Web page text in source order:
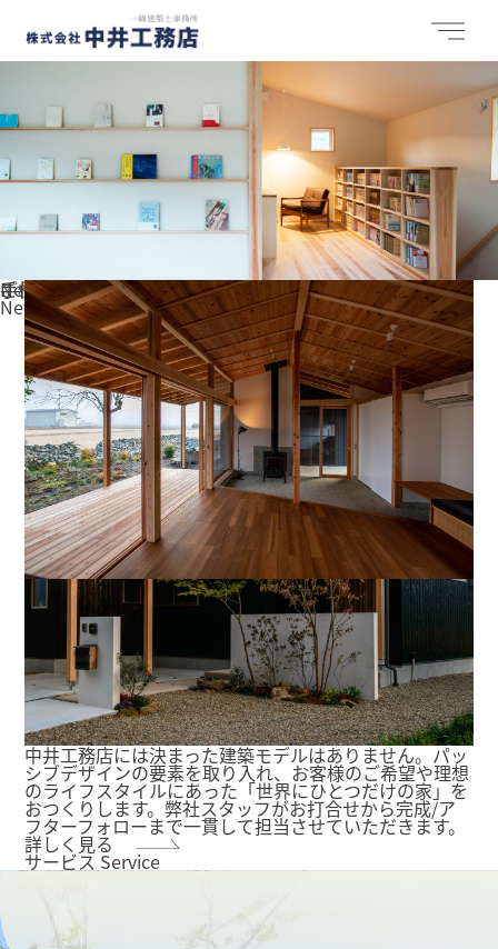
Newお盆期間中の営業日について
Newトライやるウィーク取材していただきました
手仕事でつくる理想の暮らし
ご相談はこちら
中井工務店についてAbout
中井工務店には決まった建築モデルはありません。パッ
シブデザインの要素を取り入れ、お客様のご希望や理想
のライフスタイルにあった「世界にひとつだけの家」を
おつくりします。弊社スタッフがお打合せから完成/ア
フターフォローまで一貫して担当させていただきます。
詳しく見る
サービス Service